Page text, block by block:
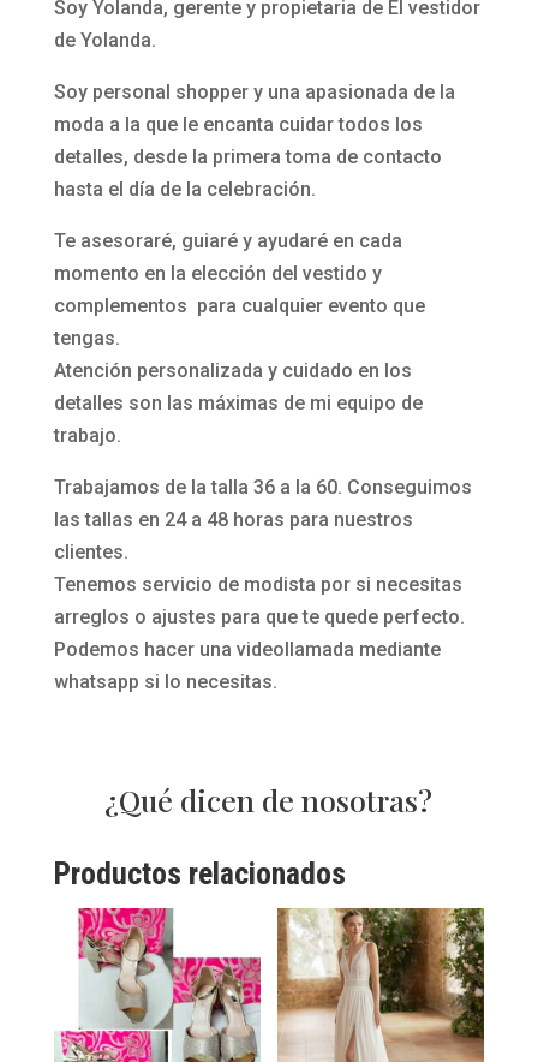
Soy Yolanda, gerente y propietaria de El vestidor
de Yolanda.
Soy personal shopper y una apasionada de la
moda a la que le encanta cuidar todos los
detalles, desde la primera toma de contacto
hasta el día de la celebración.
Te asesoraré, guiaré y ayudaré en cada
momento en la elección del vestido y
complementos para cualquier evento que
tengas.
Atención personalizada y cuidado en los
detalles son las máximas de mi equipo de
trabajo.
Trabajamos de la talla 36 a la 60. Conseguimos
las tallas en 24 a 48 horas para nuestros
clientes.
Tenemos servicio de modista por si necesitas
arreglos o ajustes para que te quede perfecto.
Podemos hacer una videollamada mediante
whatsapp si lo necesitas.
¿Qué dicen de nosotras?
Productos relacionados